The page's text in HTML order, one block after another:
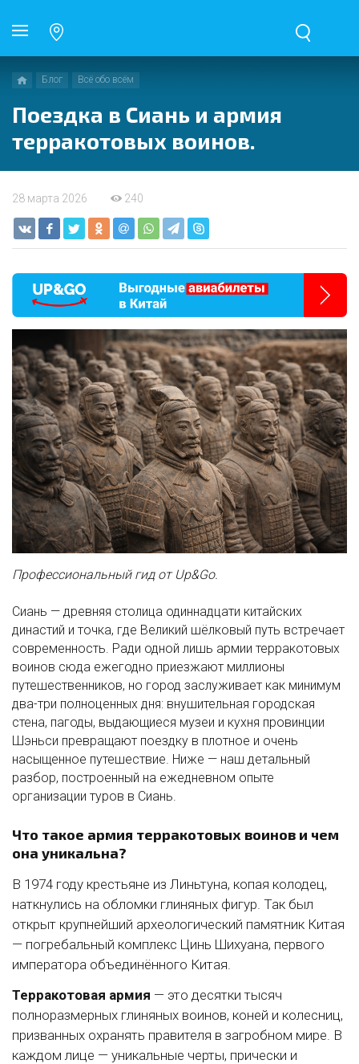
Блог Всё обо всём
Поездка в Сиань и армия
терракотовых воинов.
28 марта 2026 240
Профессиональный гид от Up&Go.
Сиань — древняя столица одиннадцати китайских
династий и точка, где Великий шёлковый путь встречает
современность. Ради одной лишь армии терракотовых
воинов сюда ежегодно приезжают миллионы
путешественников, но город заслуживает как минимум
два-три полноценных дня: внушительная городская
стена, пагоды, выдающиеся музеи и кухня провинции
Шэньси превращают поездку в плотное и очень
насыщенное путешествие. Ниже — наш детальный
разбор, построенный на ежедневном опыте
организации туров в Сиань.
Что такое армия терракотовых воинов и чем
она уникальна?
В 1974 году крестьяне из Линьтуна, копая колодец,
наткнулись на обломки глиняных фигур. Так был
открыт крупнейший археологический памятник Китая
— погребальный комплекс Цинь Шихуана, первого
императора объединённого Китая.
Терракотовая армия — это десятки тысяч
полноразмерных глиняных воинов, коней и колесниц,
призванных охранять правителя в загробном мире. В
каждом лице — уникальные черты, прически и